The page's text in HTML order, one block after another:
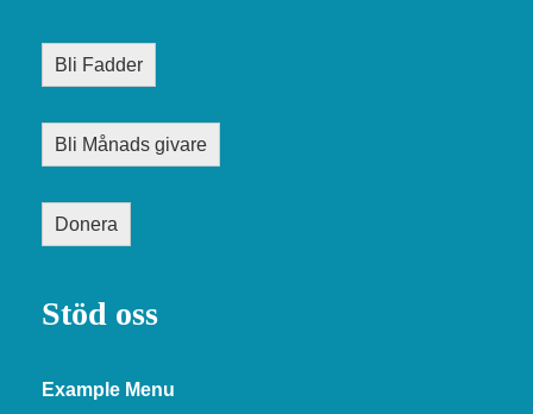
Bli Fadder
Bli Månads givare
Donera
Stöd oss
Example Menu